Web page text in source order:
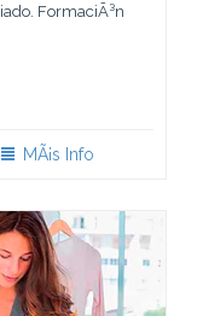
FormaciÃ³n
MÃ¡s Info